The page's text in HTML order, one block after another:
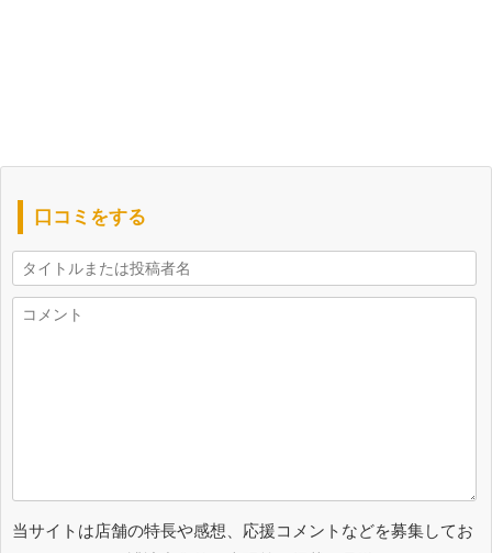
口コミをする
当サイトは店舗の特長や感想、応援コメントなどを募集してお